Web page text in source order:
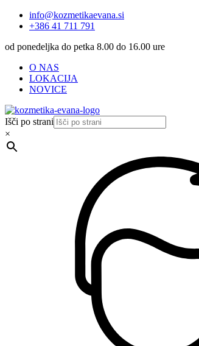
info@kozmetikaevana.si
+386 41 711 791
od ponedeljka do petka 8.00 do 16.00 ure
O NAS
LOKACIJA
NOVICE
Išči po strani
×